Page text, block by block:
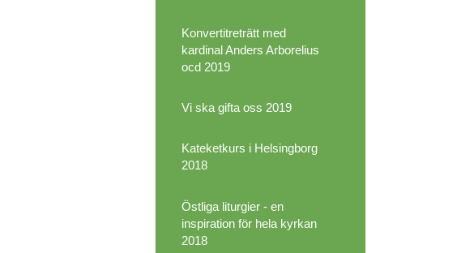
Konvertitreträtt med
kardinal Anders Arborelius
ocd 2019
Vi ska gifta oss 2019
Kateketkurs i Helsingborg
2018
Östliga liturgier - en
inspiration för hela kyrkan
2018